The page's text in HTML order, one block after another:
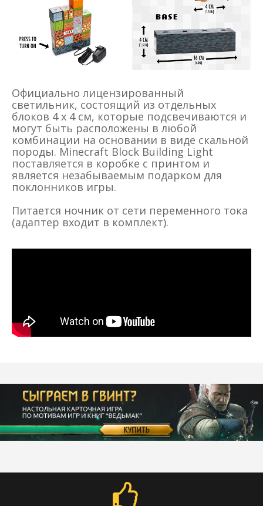
Официально лицензированный
светильник, состоящий из отдельных
блоков 4 x 4 см, которые подсвечиваются и
могут быть расположены в любой
комбинации на основании в виде скальной
породы. Minecraft Block Building Light
поставляется в коробке с принтом и
является незабываемым подарком для
поклонников игры.
Питается ночник от сети переменного тока
(адаптер входит в комплект).